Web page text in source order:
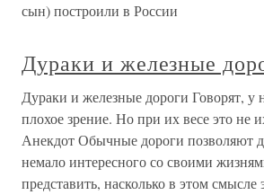
сын) построили в России
Дураки и железные
Дураки и железные дороги Говорят, у
плохое зрение. Но при их весе это не
Анекдот Обычные дороги позволяют
немало интересного со своими
представить, насколько в этом смысле